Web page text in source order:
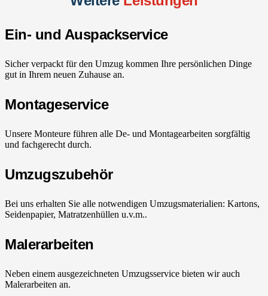
Ein- und Auspackservice
Sicher verpackt für den Umzug kommen Ihre persönlichen Dinge
gut in Ihrem neuen Zuhause an.
Montageservice
Unsere Monteure führen alle De- und Montagearbeiten sorgfältig
und fachgerecht durch.
Umzugszubehör
Bei uns erhalten Sie alle notwendigen Umzugsmaterialien: Kartons,
Seidenpapier, Matratzenhüllen u.v.m..
Malerarbeiten
Neben einem ausgezeichneten Umzugsservice bieten wir auch
Malerarbeiten an.